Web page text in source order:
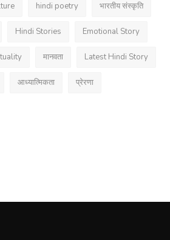
hindi poetry भारतीय संस्कृति
Hindi Stories Emotional Story
मानवता Latest Hindi Story
आध्यात्मिकता प्रेरणा